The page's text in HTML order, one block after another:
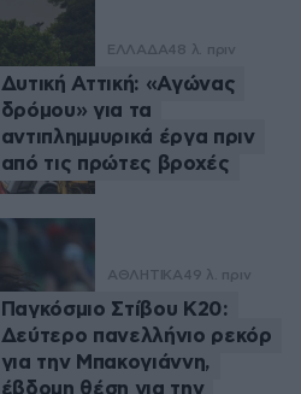
ΕΛΛΑΔΑ48 λ. πριν
Δυτική Αττική: «Αγώνας
δρόμου» για τα
αντιπλημμυρικά έργα πριν
από τις πρώτες βροχές
ΑΘΛΗΤΙΚΑ49 λ. πριν
Παγκόσμιο Στίβου Κ20:
Δεύτερο πανελλήνιο ρεκόρ
για την Μπακογιάννη,
έβδομη θέση για την